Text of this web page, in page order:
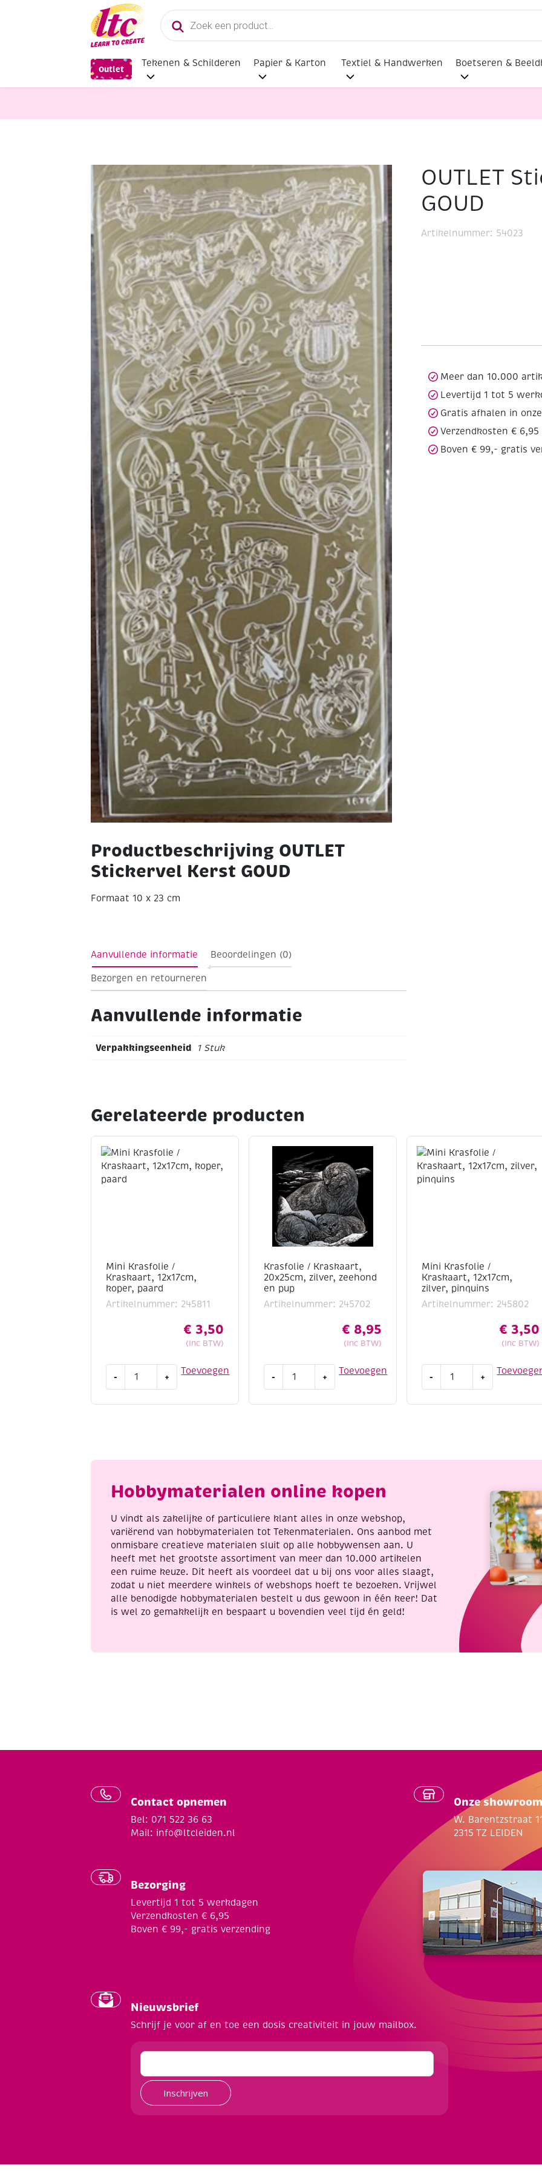
Producten
zoeken
Outlet
Tekenen & Schilderen Papier & Karton Textiel & Handwerken Boetseren &
Diverse Hobbymaterialen en Knutselmaterialen OUTLET Stickervel Kerst GOUD
Productbeschrijving OUTLET
Stickervel Kerst GOUD
Formaat 10 x 23 cm
OUTLET
GOUD
Artikelnummer: 54023
Meer dan 10.000
Levertijd 1 tot 5
Gratis afhalen in
Verzendkosten € 6,95
Boven € 99,- gratis
Aanvullende informatie Beoordelingen (0)
Bezorgen en retourneren
Aanvullende informatie
Verpakkingseenheid 1 Stuk
Gerelateerde producten
Mini Krasfolie /
Kraskaart, 12x17cm,
koper, paard
Artikelnummer: 245811
€ 3,50
(Inc BTW)
Toevoegen
- +
Krasfolie / Kraskaart,
20x25cm, zilver, zeehond
en pup
Artikelnummer: 245702
€ 8,95
(Inc BTW)
Toevoegen
- +
Mini Krasfolie /
Kraskaart, 12x17cm,
zilver, pinquins
Artikelnummer: 245802
€ 3,50
(Inc BTW)
- +
Hobbymaterialen online kopen
U vindt als zakelijke of particuliere klant alles in onze webshop,
variërend van hobbymaterialen tot Tekenmaterialen. Ons aanbod met
onmisbare creatieve materialen sluit op alle hobbywensen aan. U
heeft met het grootste assortiment van meer dan 10.000 artikelen
een ruime keuze. Dit heeft als voordeel dat u bij ons voor alles slaagt,
zodat u niet meerdere winkels of webshops hoeft te bezoeken. Vrijwel
alle benodigde hobbymaterialen bestelt u dus gewoon in één keer! Dat
is wel zo gemakkelijk en bespaart u bovendien veel tijd én geld!
Contact opnemen
Bel: 071 522 36 63
Mail: info@ltcleiden.nl
Bezorging
Levertijd 1 tot 5 werkdagen
Verzendkosten € 6,95
Boven € 99,- gratis verzending
Onze showroom
W. Barentzstraat
2315 TZ LEIDEN
Nieuwsbrief
Schrijf je voor af en toe een dosis creativiteit in jouw mailbox.
Inschrijven